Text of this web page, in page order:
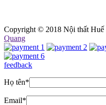
Copyright © 2018 Nội thất Huế
Quang
feedback
Họ tên*
Email*